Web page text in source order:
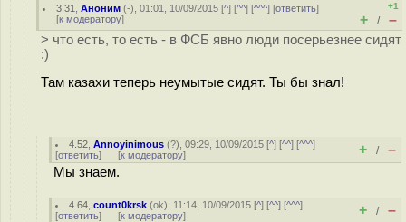
3.31 ,Аноним (-), 01:01, 10/09/2015 [^] [^^] [^^^] [ответить]
[к модератору]
+1
+ / –
> что есть, то есть - в ФСБ явно люди посерьезнее сидят
:)
Там казахи теперь неумытые сидят. Ты бы знал!
4.52 ,Annoyinimous (?), 09:29, 10/09/2015 [^] [^^] [^^^]
[ответить] [к модератору] + / –
Мы знаем.
4.64 ,count0krsk (ok), 11:14, 10/09/2015 [^] [^^] [^^^]
[ответить] [к модератору] + / –